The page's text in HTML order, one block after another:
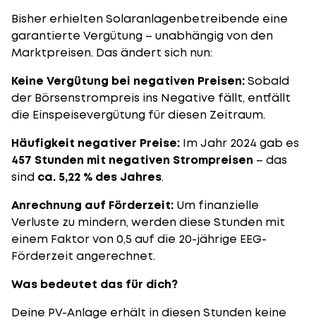
Bisher erhielten Solaranlagenbetreibende eine
garantierte Vergütung – unabhängig von den
Marktpreisen. Das ändert sich nun:
Keine Vergütung bei negativen Preisen:Sobald
der Börsenstrompreis ins Negative fällt, entfällt
die Einspeisevergütung für diesen Zeitraum.
Häufigkeit negativer Preise: Im Jahr 2024 gab es
457 Stunden mit negativen Strompreisen – das
sind ca. 5,22 % des Jahres.
Anrechnung auf Förderzeit: Um finanzielle
Verluste zu mindern, werden diese Stunden mit
einem Faktor von 0,5 auf die 20-jährige EEG-
Förderzeit angerechnet.
Was bedeutet das für dich?
Deine PV-Anlage erhält in diesen Stunden keine